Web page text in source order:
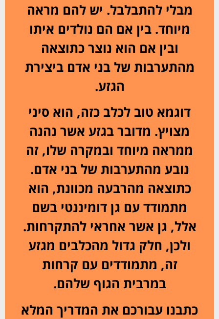
מבלי להתבלבל. יש להם מראה
מיוחד. בין אם הם נולדים איתו
ובין אם הוא נוצר כתוצאה
מהתערבות של בני אדם ביצירת
הגזע.
דוגמא טוב לכלב כזה, הוא סיני
מצויץ. מדובר בגזע אשר נהנה
ממראה מיוחד ובמקרה שלו, זה
נובע מהתערבות של בני אדם.
כתוצאה מהרבעה מכוונת, הוא
מתמודד עם גן דומיננטי בשם
אלל, גן אשר אחראי להתקרחות.
ולכן, חלק גדול מהכלבים מגזע
זה, מתמודדים עם קרחות
במרבית הגוף שלהם.
כתבנו עבורכם את המדריך המלא